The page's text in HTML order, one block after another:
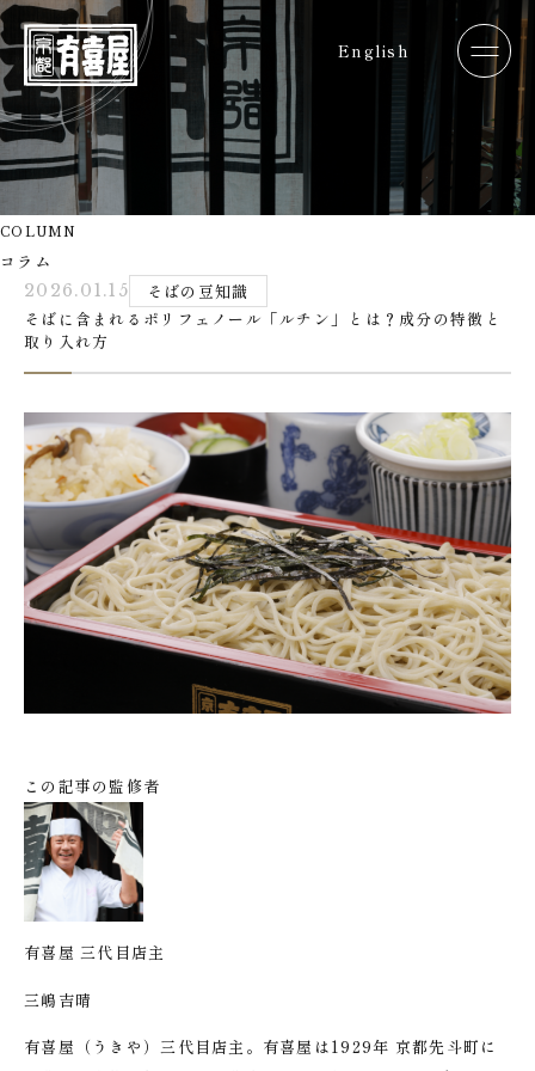
English
COLUMN
コラム
2026.01.15
そばの豆知識
そばに含まれるポリフェノール「ルチン」とは？成分の特徴と
取り入れ方
この記事の監修者
有喜屋 三代目店主
三嶋吉晴
有喜屋（うきや）三代目店主。有喜屋は1929年 京都先斗町に